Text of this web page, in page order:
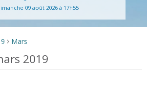
09 août 2026 à 17h55
> Mars
2019